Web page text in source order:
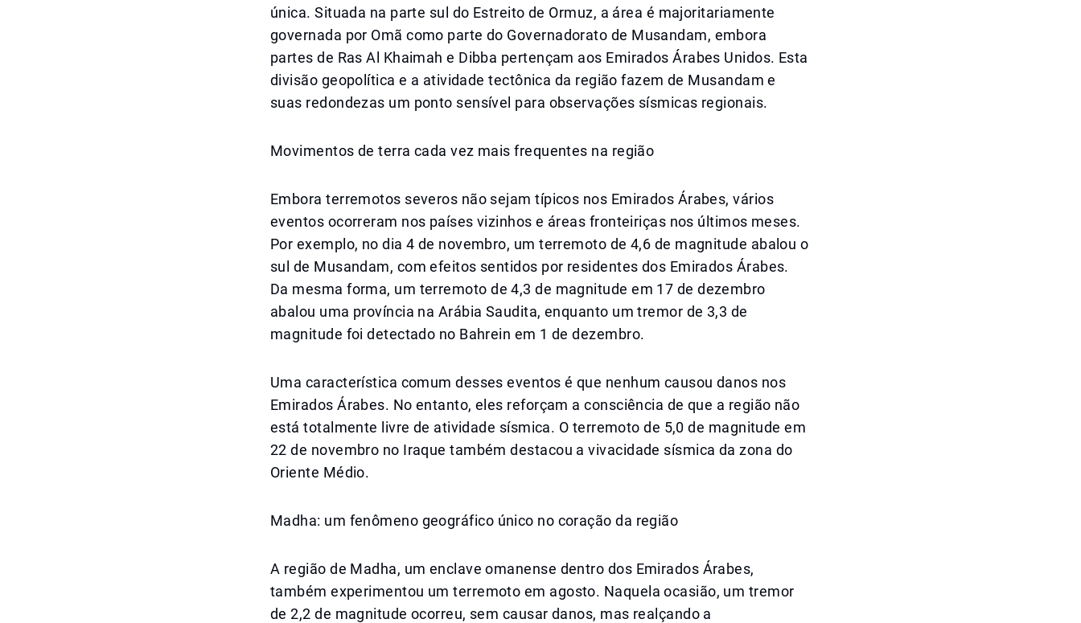
única. Situada na parte sul do Estreito de Ormuz, a área é majoritariamente
governada por Omã como parte do Governadorato de Musandam, embora
partes de Ras Al Khaimah e Dibba pertençam aos Emirados Árabes Unidos. Esta
divisão geopolítica e a atividade tectônica da região fazem de Musandam e
suas redondezas um ponto sensível para observações sísmicas regionais.
Movimentos de terra cada vez mais frequentes na região
Embora terremotos severos não sejam típicos nos Emirados Árabes, vários
eventos ocorreram nos países vizinhos e áreas fronteiriças nos últimos meses.
Por exemplo, no dia 4 de novembro, um terremoto de 4,6 de magnitude abalou o
sul de Musandam, com efeitos sentidos por residentes dos Emirados Árabes.
Da mesma forma, um terremoto de 4,3 de magnitude em 17 de dezembro
abalou uma província na Arábia Saudita, enquanto um tremor de 3,3 de
magnitude foi detectado no Bahrein em 1 de dezembro.
Uma característica comum desses eventos é que nenhum causou danos nos
Emirados Árabes. No entanto, eles reforçam a consciência de que a região não
está totalmente livre de atividade sísmica. O terremoto de 5,0 de magnitude em
22 de novembro no Iraque também destacou a vivacidade sísmica da zona do
Oriente Médio.
Madha: um fenômeno geográfico único no coração da região
A região de Madha, um enclave omanense dentro dos Emirados Árabes,
também experimentou um terremoto em agosto. Naquela ocasião, um tremor
de 2,2 de magnitude ocorreu, sem causar danos, mas realçando a